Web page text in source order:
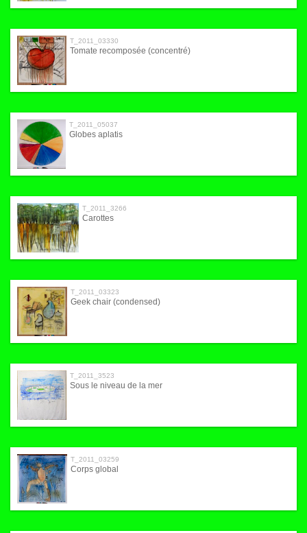
T_2011_03330
Tomate recomposée (concentré)
T_2011_05037
Globes aplatis
T_2011_3266
Carottes
T_2011_03323
Geek chair (condensed)
T_2011_3523
Sous le niveau de la mer
T_2011_03259
Corps global